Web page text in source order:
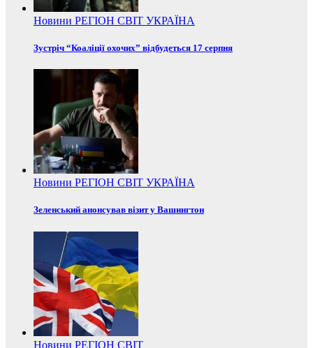
Новини РЕГІОН СВІТ УКРАЇНА
Зустріч “Коаліції охочих” відбудеться 17 серпня
Новини РЕГІОН СВІТ УКРАЇНА
Зеленський анонсував візит у Вашингтон
Новини РЕГІОН СВІТ